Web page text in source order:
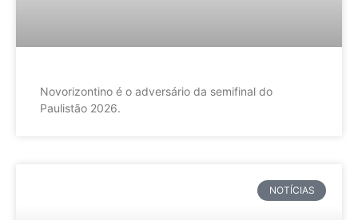
Novorizontino é o adversário da semifinal do
Paulistão 2026.
NOTÍCIAS